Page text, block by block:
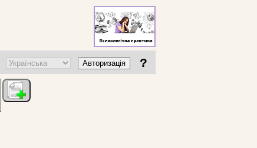
Авторизація ?